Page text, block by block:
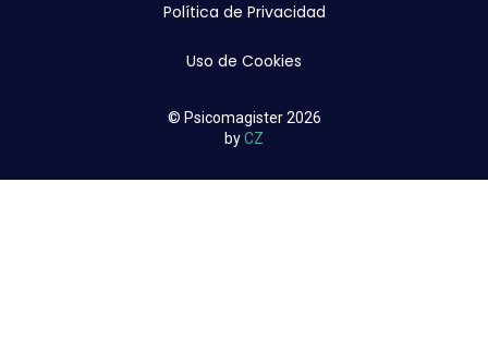
Política de Privacidad
Uso de Cookies
© Psicomagister 2026
byCZ